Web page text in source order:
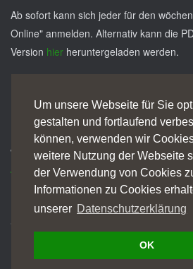
Um unsere Webseite für Sie
gestalten und fortlaufend
können, verwenden wir
weitere Nutzung der Webseite
der Verwendung von Cookies
Informationen zu Cookies
unserer Datenschutzerklärung
OK
Ab sofort kann sich jeder für den
Online" anmelden. Alternativ kann die
Version hier heruntergeladen werden.
JETZT
Wein und Geschichte
Eine Erlebniswanderung inkl. edler
Stärkung.